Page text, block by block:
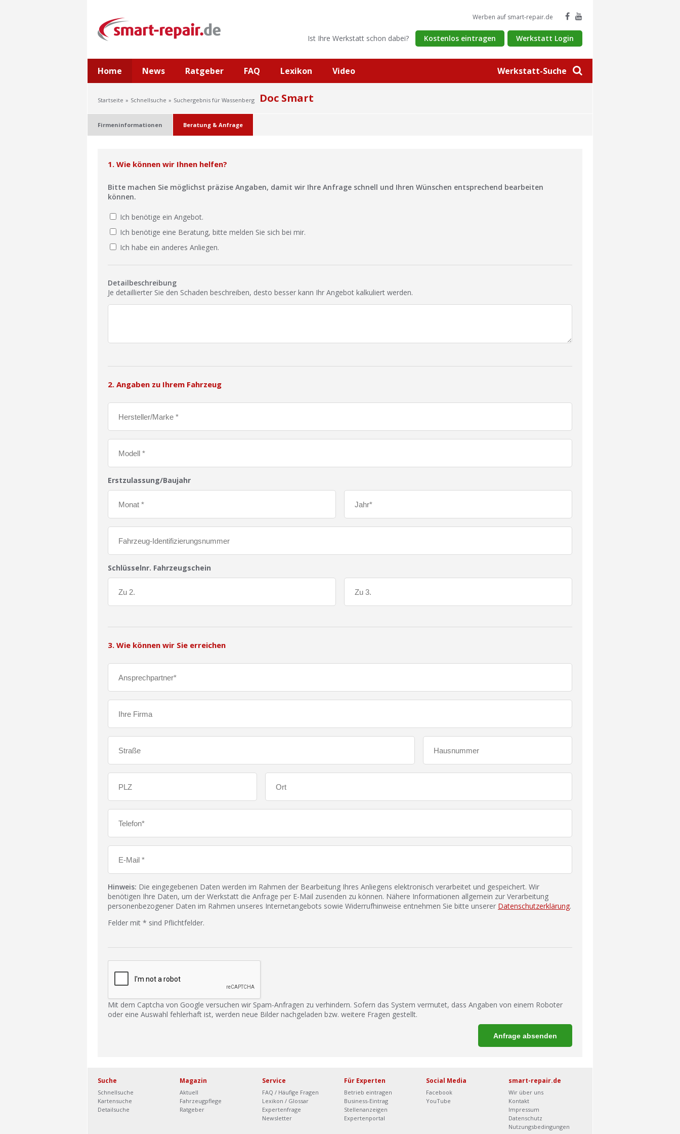
Werkstatt-Suche
Werben auf smart-repair.de
Ist Ihre Werkstatt schon dabei? Kostenlos eintragen Werkstatt Login
Home News Ratgeber FAQ Lexikon Video
Startseite Schnellsuche Suchergebnis für Wassenberg Doc Smart
Firmeninformationen Beratung & Anfrage
1. Wie können wir Ihnen helfen?
Bitte machen Sie möglichst präzise Angaben, damit wir Ihre Anfrage schnell und Ihren Wünschen entsprechend bearbeiten
können.
Ich benötige ein Angebot.
Ich benötige eine Beratung, bitte melden Sie sich bei mir.
Ich habe ein anderes Anliegen.
Detailbeschreibung
Je detaillierter Sie den Schaden beschreiben, desto besser kann Ihr Angebot kalkuliert werden.
2. Angaben zu Ihrem Fahrzeug
Erstzulassung/Baujahr
Schlüsselnr. Fahrzeugschein
3. Wie können wir Sie erreichen
Hinweis: Die eingegebenen Daten werden im Rahmen der Bearbeitung Ihres Anliegens elektronisch verarbeitet und gespeichert. Wir
benötigen Ihre Daten, um der Werkstatt die Anfrage per E-Mail zusenden zu können. Nähere Informationen allgemein zur Verarbeitung
personenbezogener Daten im Rahmen unseres Internetangebots sowie Widerrufhinweise entnehmen Sie bitte unserer Datenschutzerklärung.
Felder mit * sind Pflichtfelder.
Mit dem Captcha von Google versuchen wir Spam-Anfragen zu verhindern. Sofern das System vermutet, dass Angaben von einem Roboter
oder eine Auswahl fehlerhaft ist, werden neue Bilder nachgeladen bzw. weitere Fragen gestellt.
Suche
Schnellsuche
Kartensuche
Detailsuche
Magazin
Aktuell
Fahrzeugpflege
Ratgeber
Service
FAQ / Häufige Fragen
Lexikon / Glossar
Expertenfrage
Newsletter
Für Experten
Betrieb eintragen
Business-Eintrag
Stellenanzeigen
Expertenportal
Social Media
Facebook
YouTube
smart-repair.de
Wir über uns
Kontakt
Impressum
Datenschutz
Nutzungsbedingungen